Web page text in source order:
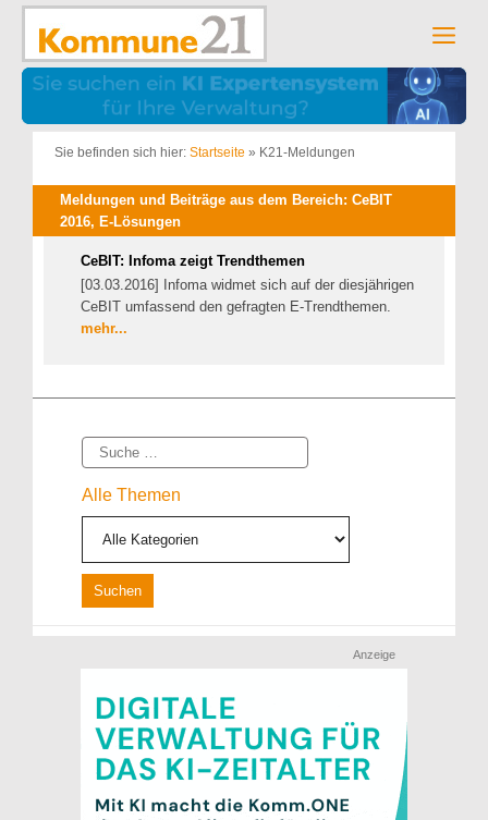
Zum
springen
Sie befinden sich hier: Startseite » K21-Meldungen
Meldungen und Beiträge aus dem Bereich: CeBIT
2016, E-Lösungen
CeBIT: Infoma zeigt Trendthemen
[03.03.2016] Infoma widmet sich auf der diesjährigen
CeBIT umfassend den gefragten E-Trendthemen.
mehr...
Suche
Alle Themen
Anzeige